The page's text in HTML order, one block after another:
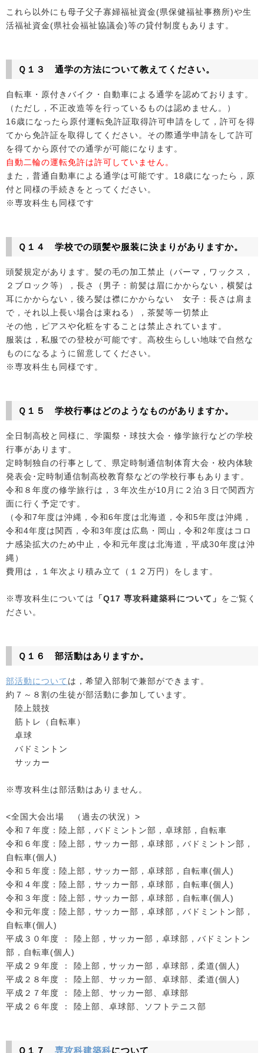
これら以外にも母子父子寡婦福祉資金(県保健福祉事務所)や生
活福祉資金(県社会福祉協議会)等の貸付制度もあります。
Ｑ１３ 通学の方法について教えてください。
自転車・原付きバイク・自動車による通学を認めております。
（ただし，不正改造等を行っているものは認めません。）
16歳になったら原付運転免許証取得許可申請をして，許可を得
てから免許証を取得してください。その際通学申請をして許可
を得てから原付での通学が可能になります。
自動二輪の運転免許は許可していません。
また，普通自動車による通学は可能です。18歳になったら，原
付と同様の手続きをとってください。
※専攻科生も同様です
Ｑ１４ 学校での頭髪や服装に決まりがありますか。
頭髪規定があります。髪の毛の加工禁止（パーマ，ワックス，
２ブロック等），長さ（男子：前髪は眉にかからない，横髪は
耳にかからない，後ろ髪は襟にかからない 女子：長さは肩ま
で，それ以上長い場合は束ねる），茶髪等一切禁止
その他，ピアスや化粧をすることは禁止されています。
服装は，私服での登校が可能です。高校生らしい地味で自然な
ものになるように留意してください。
※専攻科生も同様です。
Ｑ１５ 学校行事はどのようなものがありますか。
全日制高校と同様に、学園祭・球技大会・修学旅行などの学校
行事があります。
定時制独自の行事として、県定時制通信制体育大会・校内体験
発表会･定時制通信制高校教育祭などの学校行事もあります。
令和８年度の修学旅行は，３年次生が10月に２泊３日で関西方
面に行く予定です。
（令和7年度は沖縄，令和6年度は北海道，令和5年度は沖縄，
令和4年度は関西，令和3年度は広島・岡山，令和2年度はコロ
ナ感染拡大のため中止，令和元年度は北海道，平成30年度は沖
縄）
費用は，１年次より積み立て（１２万円）をします。
※専攻科生については 「Q17 専攻科建築科について」 をご覧く
ださい。
Ｑ１６ 部活動はありますか。
部活動について は，希望入部制で兼部ができます。
約７～８割の生徒が部活動に参加しています。
陸上競技
筋トレ（自転車）
卓球
バドミントン
サッカー
※専攻科生は部活動はありません。
<全国大会出場 （過去の状況）>
令和７年度：陸上部，バドミントン部，卓球部，自転車
令和６年度：陸上部，サッカー部，卓球部，バドミントン部，
自転車(個人)
令和５年度：陸上部，サッカー部，卓球部，自転車(個人)
令和４年度：陸上部，サッカー部，卓球部，自転車(個人)
令和３年度：陸上部，サッカー部，卓球部，自転車(個人)
令和元年度：陸上部，サッカー部，卓球部，バドミントン部，
自転車(個人)
平成３０年度 ： 陸上部，サッカー部，卓球部，バドミントン
部，自転車(個人)
平成２９年度 ： 陸上部，サッカー部，卓球部，柔道(個人)
平成２８年度 ： 陸上部、サッカー部、卓球部、柔道(個人)
平成２７年度 ： 陸上部、サッカー部、卓球部
平成２６年度 ： 陸上部、卓球部、ソフトテニス部
Ｑ１７ 専攻科建築科について